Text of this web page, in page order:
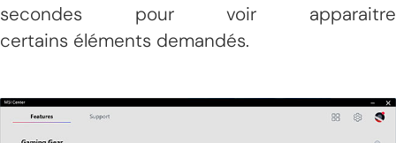
secondes pour voir apparaitre
certains éléments demandés.